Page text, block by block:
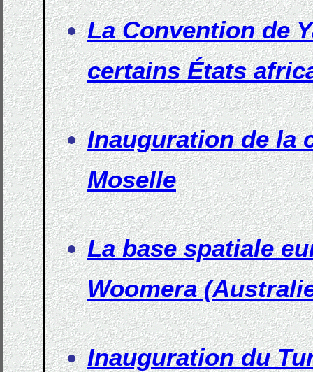
La Convention de
certains États
Inauguration de la
Moselle
La base spatiale
Woomera
Inauguration du